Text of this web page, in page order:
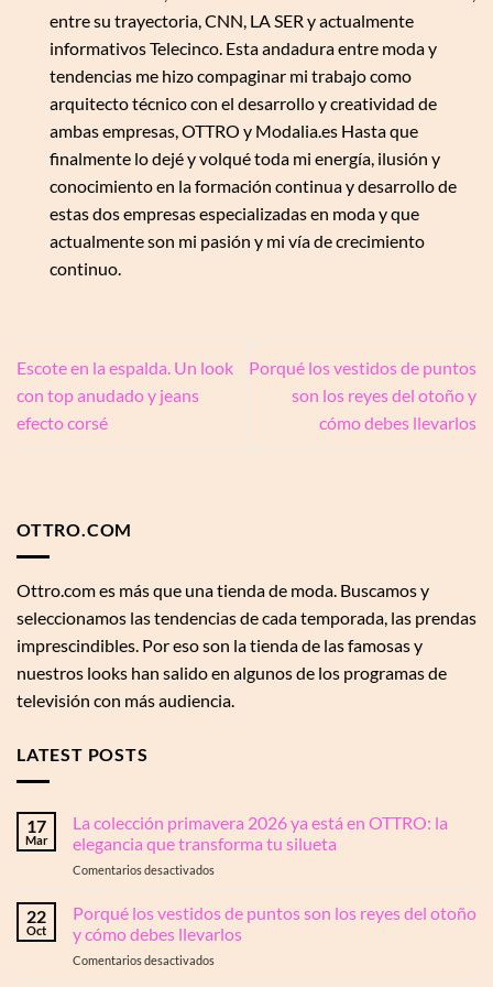
entre su trayectoria, CNN, LA SER y actualmente
informativos Telecinco. Esta andadura entre moda y
tendencias me hizo compaginar mi trabajo como
arquitecto técnico con el desarrollo y creatividad de
ambas empresas, OTTRO y Modalia.es Hasta que
finalmente lo dejé y volqué toda mi energía, ilusión y
conocimiento en la formación continua y desarrollo de
estas dos empresas especializadas en moda y que
actualmente son mi pasión y mi vía de crecimiento
continuo.
Escote en la espalda. Un look
con top anudado y jeans
efecto corsé
Porqué los vestidos de puntos
son los reyes del otoño y
cómo debes llevarlos
OTTRO.COM
Ottro.com es más que una tienda de moda. Buscamos y
seleccionamos las tendencias de cada temporada, las prendas
imprescindibles. Por eso son la tienda de las famosas y
nuestros looks han salido en algunos de los programas de
televisión con más audiencia.
LATEST POSTS
17
Mar
La colección primavera 2026 ya está en OTTRO: la
elegancia que transforma tu silueta
Comentarios desactivados
colección
primavera
2026
ya
22
Oct
Porqué los vestidos de puntos son los reyes del otoño
y cómo debes llevarlos
Comentarios desactivados